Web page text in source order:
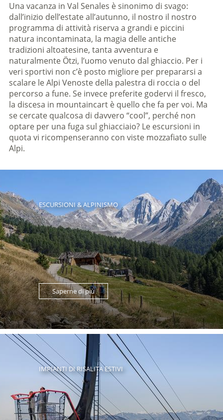
Una vacanza in Val Senales è sinonimo di svago:
dall’inizio dell’estate all’autunno, il nostro il nostro
programma di attività riserva a grandi e piccini
natura incontaminata, la magia delle antiche
tradizioni altoatesine, tanta avventura e
naturalmente Ötzi, l’uomo venuto dal ghiaccio. Per i
veri sportivi non c’è posto migliore per prepararsi a
scalare le Alpi Venoste della palestra di roccia o del
percorso a fune. Se invece preferite godervi il fresco,
la discesa in mountaincart è quello che fa per voi. Ma
se cercate qualcosa di davvero “cool”, perché non
optare per una fuga sul ghiacciaio? Le escursioni in
quota vi ricompenseranno con viste mozzafiato sulle
Alpi.
ESCURSIONI & ALPINISMO
Saperne di più
IMPIANTI DI RISALITA ESTIVI